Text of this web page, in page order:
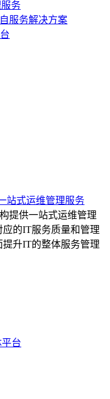
务
服务解决方案
站式运维管理服务
提供一站式运维管理
的IT服务质量和管理
升IT的整体服务管理
台